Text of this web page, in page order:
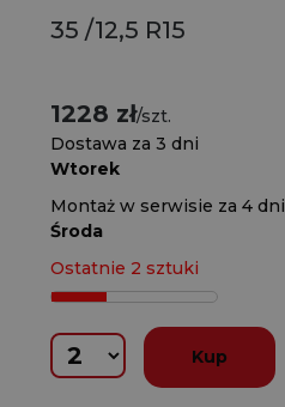
35 /12,5 R15
1228 zł/szt.
Dostawa za 3 dni
Wtorek
Montaż w serwisie za 4 dni
Środa
Ostatnie 2 sztuki
Kup